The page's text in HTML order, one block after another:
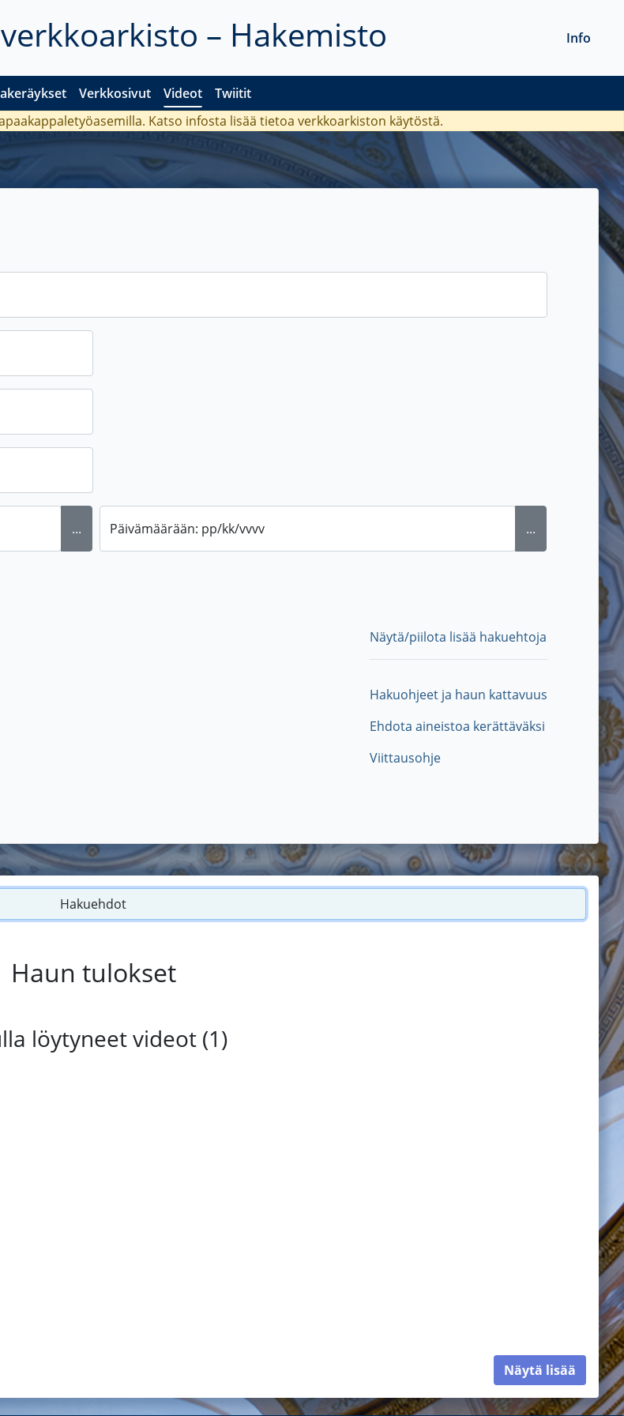
– Hakemisto
Verkkosivut Videot Twiitit
Info
Katso infosta lisää tietoa verkkoarkiston käytöstä.
... Päivämäärään: pp/kk/vvvv ...
Näytä/piilota lisää hakuehtoja
Hakuohjeet ja haun kattavuus
Ehdota aineistoa kerättäväksi
Viittausohje
Hakuehdot
Haun tulokset
löytyneet videot (1)
Näytä lisää